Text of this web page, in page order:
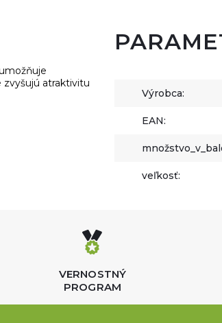
atraktivitu
Výrobca:
EAN:
veľkosť:
VERNOSTNÝ
PROGRAM